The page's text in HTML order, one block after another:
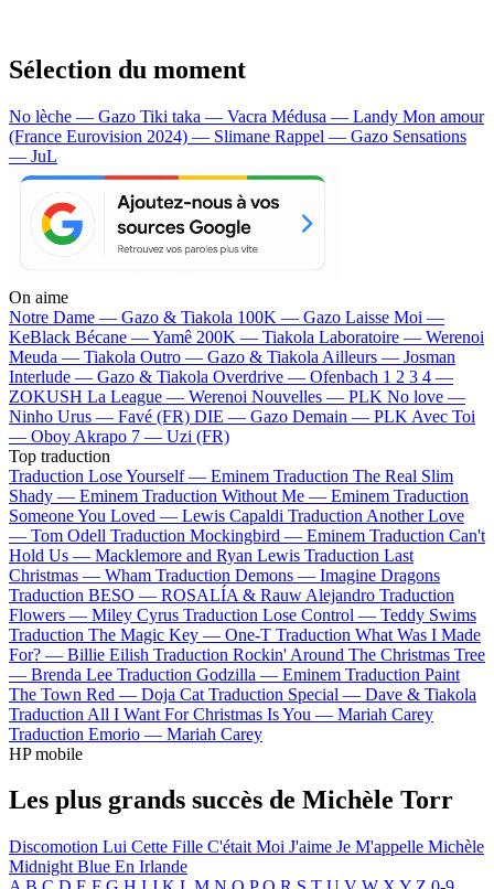
Sélection du moment
No lèche — Gazo Tiki taka — Vacra Médusa — Landy Mon amour
(France Eurovision 2024) — Slimane Rappel — Gazo Sensations
— JuL
On aime
Notre Dame — Gazo & Tiakola 100K — Gazo Laisse Moi —
KeBlack Bécane —Yamê 200K — Tiakola Laboratoire — Werenoi
Meuda — Tiakola Outro — Gazo & Tiakola Ailleurs — Josman
Interlude — Gazo & Tiakola Overdrive — Ofenbach 1 2 3 4 —
ZOKUSH La League — Werenoi Nouvelles — PLK No love —
Ninho Urus — Favé (FR) DIE — Gazo Demain — PLK Avec Toi
— Oboy Akrapo 7 — Uzi (FR)
Top traduction
Traduction Lose Yourself — Eminem Traduction The Real Slim
Shady — Eminem Traduction Without Me — Eminem Traduction
Someone You Loved — Lewis Capaldi Traduction Another Love
— Tom Odell Traduction Mockingbird — Eminem Traduction Can't
Hold Us — Macklemore and Ryan Lewis Traduction Last
Christmas — Wham Traduction Demons — Imagine Dragons
Traduction BESO — ROSALÍA & Rauw Alejandro Traduction
Flowers — Miley Cyrus Traduction Lose Control — Teddy Swims
Traduction The Magic Key — One-T Traduction What Was I Made
For? — Billie Eilish Traduction Rockin' Around The Christmas Tree
— Brenda Lee Traduction Godzilla — Eminem Traduction Paint
The Town Red — Doja Cat Traduction Special — Dave & Tiakola
Traduction All I Want For Christmas Is You — Mariah Carey
Traduction Emorio — Mariah Carey
HP mobile
Les plus grands succès de Michèle Torr
Discomotion Lui Cette Fille C'était Moi J'aime Je M'appelle Michèle
Midnight Blue En Irlande